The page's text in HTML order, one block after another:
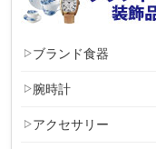
ブランド食器
腕時計
アクセサリー